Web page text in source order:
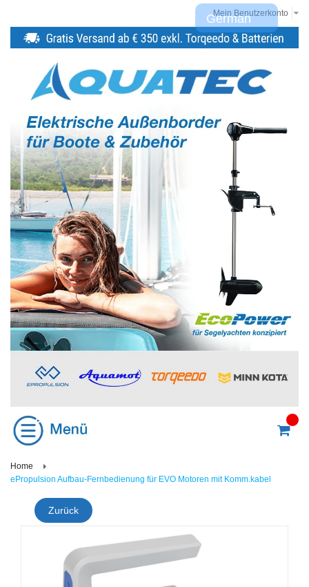
Mein Benutzerkonto
Home
ePropulsion Aufbau-Fernbedienung für EVO Motoren mit Komm.kabel
Zurück